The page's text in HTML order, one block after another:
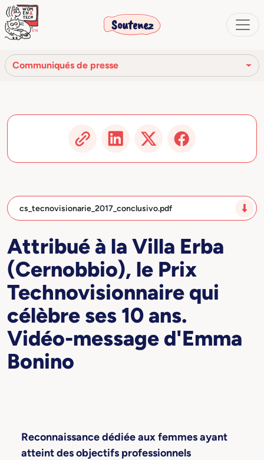
Soutenez
Communiqués de presse
cs_tecnovisionarie_2017_conclusivo.pdf
Attribué à la Villa Erba
(Cernobbio), le Prix
Technovisionnaire qui
célèbre ses 10 ans.
Vidéo-message d'Emma
Bonino
Reconnaissance dédiée aux femmes ayant
atteint des objectifs professionnels